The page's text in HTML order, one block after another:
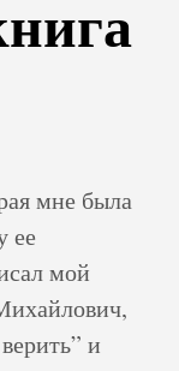
мне была
ее
мой
и